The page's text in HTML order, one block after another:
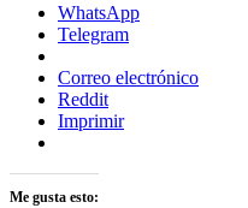
WhatsApp
Telegram
Correo electrónico
Reddit
Imprimir
Me gusta esto: